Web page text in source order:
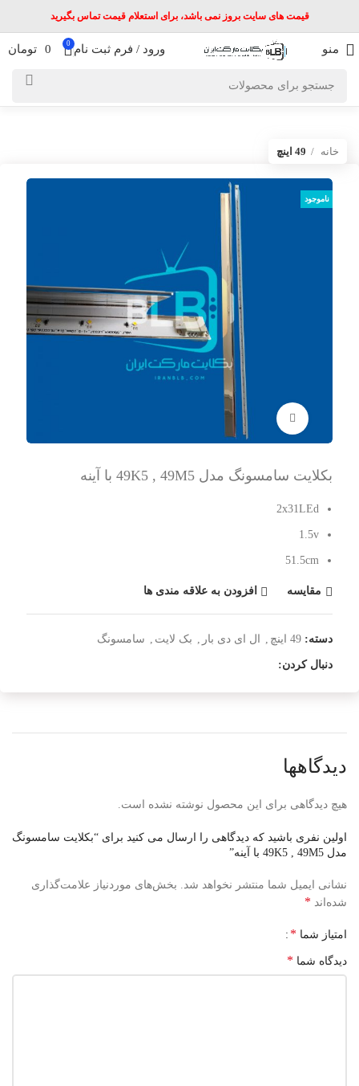
قیمت های سایت بروز نمی باشد، برای استعلام قیمت تماس بگیرید
منو ورود / فرم ثبت نام 0
0 تومان
خانه 49 اینچ
ناموجود
برای بزرگنمایی کلیک کنید
بکلایت سامسونگ مدل 49K5 , 49M5 با آینه
2x31LEd
1.5v
51.5cm
مقایسه افزودن به علاقه مندی ها
دسته: 49 اینچ ال ای دی بار بک لایت سامسونگ
دنبال کردن:
دیدگاهها
هیچ دیدگاهی برای این محصول نوشته نشده است.
اولین نفری باشید که دیدگاهی را ارسال می کنید برای “بکلایت سامسونگ
مدل 49K5 , 49M5 با آینه”
نشانی ایمیل شما منتشر نخواهد شد.
بخش‌های موردنیاز علامت‌گذاری
شده‌اند *
امتیاز شما *
دیدگاه شما *